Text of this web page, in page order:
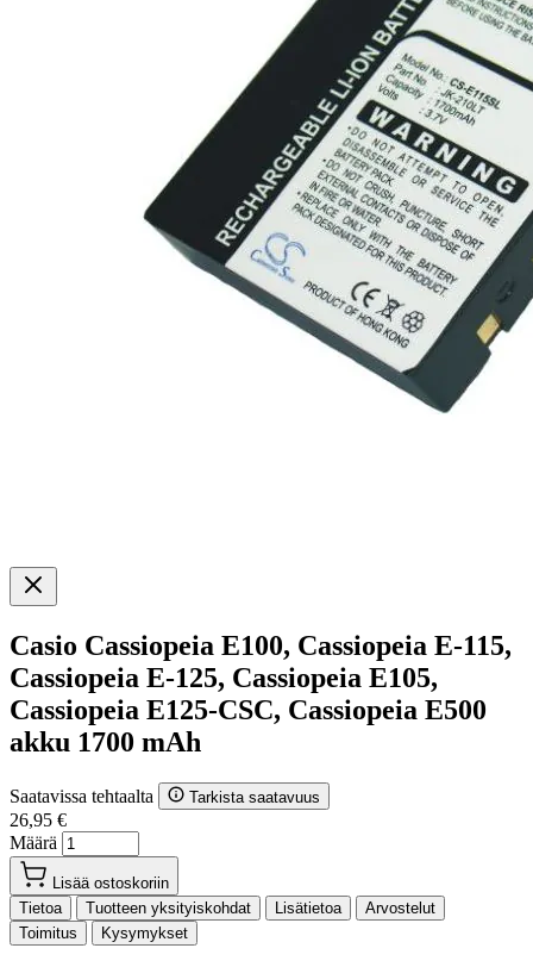
Casio Cassiopeia E100, Cassiopeia E-115,
Cassiopeia E-125, Cassiopeia E105,
Cassiopeia E125-CSC, Cassiopeia E500
akku 1700 mAh
Saatavissa tehtaalta Tarkista saatavuus
26,95 €
Määrä
Lisää ostoskoriin
Tietoa
Tuotteen yksityiskohdat Lisätietoa
Arvostelut
Toimitus
Kysymykset